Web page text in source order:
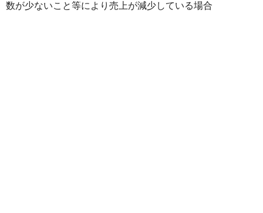
数が少ないこと等により売上が減少している場合